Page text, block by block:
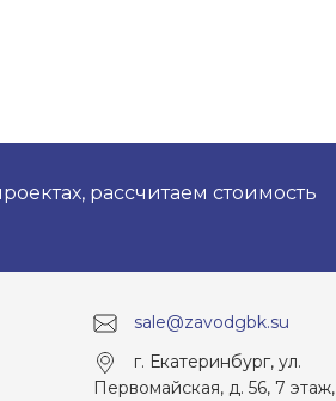
рассчитаем стоимость
sale@zavodgbk.su
г. Екатеринбург, ул.
Первомайская, д. 56, 7 этаж,